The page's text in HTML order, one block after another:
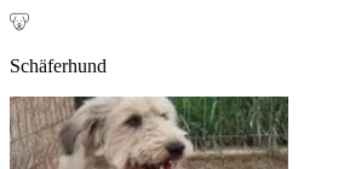
Schäferhund